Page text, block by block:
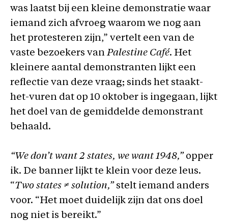
was laatst bij een kleine demonstratie waar
iemand zich afvroeg waarom we nog aan
het protesteren zijn,” vertelt een van de
vaste bezoekers vanPalestine Café. Het
kleinere aantal demonstranten lijkt een
reflectie van deze vraag; sinds het staakt-
het-vuren dat op 10 oktober is ingegaan, lijkt
het doel van de gemiddelde demonstrant
behaald.
“We don’t want 2 states, we want 1948,” opper
ik. De banner lijkt te klein voor deze leus.
“Two states ≠ solution,” stelt iemand anders
voor. “Het moet duidelijk zijn dat ons doel
nog niet is bereikt.”